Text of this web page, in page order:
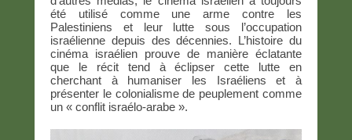
été utilisé comme une arme contre les
Palestiniens et leur lutte sous l’occupation
israélienne depuis des décennies. L’histoire du
cinéma israélien prouve de manière éclatante
que le récit tend à éclipser cette lutte en
cherchant à humaniser les Israéliens et à
présenter le colonialisme de peuplement comme
un « conflit israélo-arabe ».